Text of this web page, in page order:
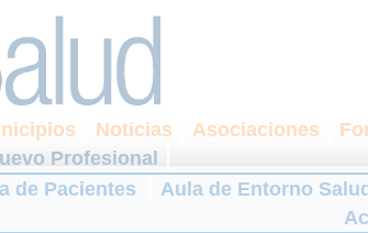
Noticias Asociaciones
Profesional
de Pacientes Aula de Entorno